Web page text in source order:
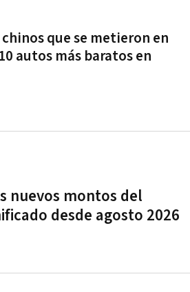
que se metieron en
autos más baratos en
nuevos montos del
desde agosto 2026